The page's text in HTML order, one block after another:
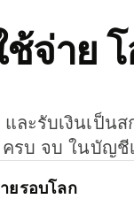
จ่าย โ
ละรับเงินเป็น
ครบ จบ ในบัญชี
ยรอบโลก